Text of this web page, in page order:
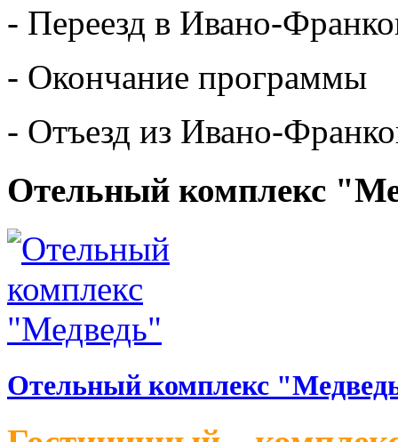
- Переезд в Ивано-
- Окончание программы
- Отъезд из Ивано-
Отельный комплекс
Отельный комплекс